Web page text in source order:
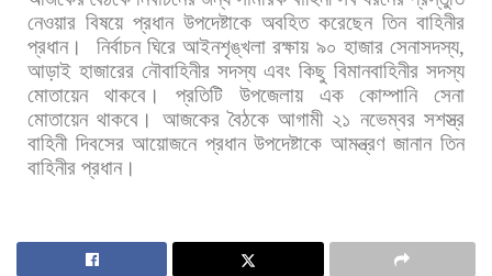
নেওয়ার বিষয়ে প্রধান উপদেষ্টাকে অবহিত করেছেন তিন বাহিনীর
প্রধান।
নির্বাচন ঘিরে আইনশৃঙ্খলা রক্ষায় ৯০ হাজার সেনাসদস্য,
আড়াই হাজারের নৌবাহিনীর সদস্য এবং কিছু বিমানবাহিনীর সদস্য
মোতায়েন
থাকবে। প্রতিটি উপজেলায় এক কোম্পানি
সেনা
মোতায়েন থাকবে। আজকের বৈঠকে আগামী ২১ নভেম্বর সশস্ত্র
বাহিনী দিবসের আয়োজনে প্রধান উপদেষ্টাকে আমন্ত্রণ জানান তিন
বাহিনীর প্রধান।